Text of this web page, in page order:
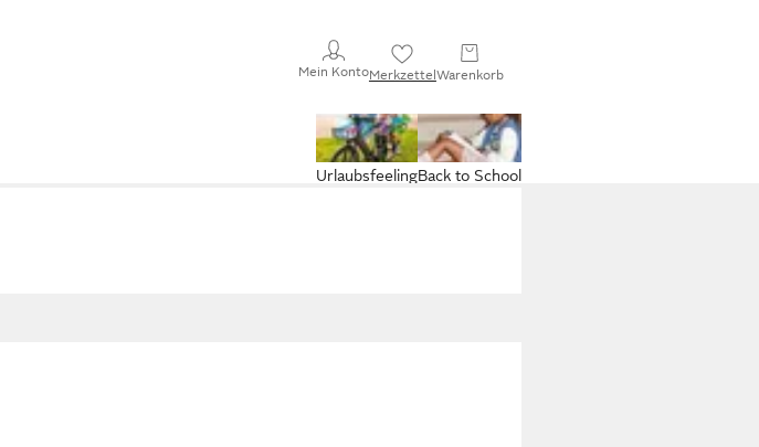
Mein KontoMerkzettelWarenkorb
Back to School
Urlaubsfeeling